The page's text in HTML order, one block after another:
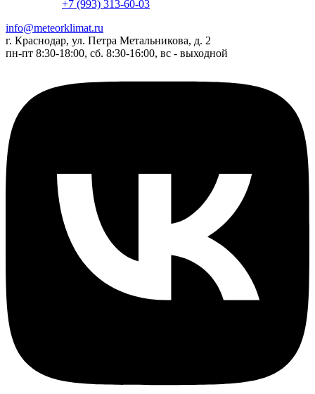
+7 (993) 313-60-03
info@meteorklimat.ru
г. Краснодар, ул. Петра Метальникова, д. 2
пн-пт 8:30-18:00, сб. 8:30-16:00, вс - выходной